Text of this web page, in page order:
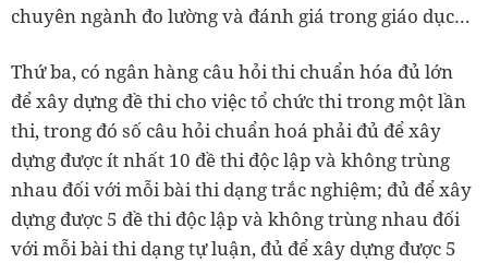
chuyên ngành đo lường và đánh giá trong giáo dục…
Thứ ba, có ngân hàng câu hỏi thi chuẩn hóa đủ lớn
để xây dựng đề thi cho việc tổ chức thi trong một lần
thi, trong đó số câu hỏi chuẩn hoá phải đủ để xây
dựng được ít nhất 10 đề thi độc lập và không trùng
nhau đối với mỗi bài thi dạng trắc nghiệm; đủ để xây
dựng được 5 đề thi độc lập và không trùng nhau đối
với mỗi bài thi dạng tự luận, đủ để xây dựng được 5